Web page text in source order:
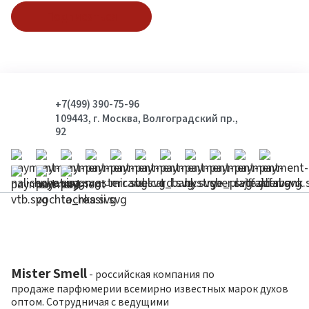
+7(499) 390-75-96
109443, г. Москва, Волгоградский пр.,
92
Mister Smell - российская компания по
продаже парфюмерии всемирно известных марок духов
оптом. Сотрудничая с ведущими